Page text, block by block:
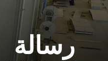
رسالة